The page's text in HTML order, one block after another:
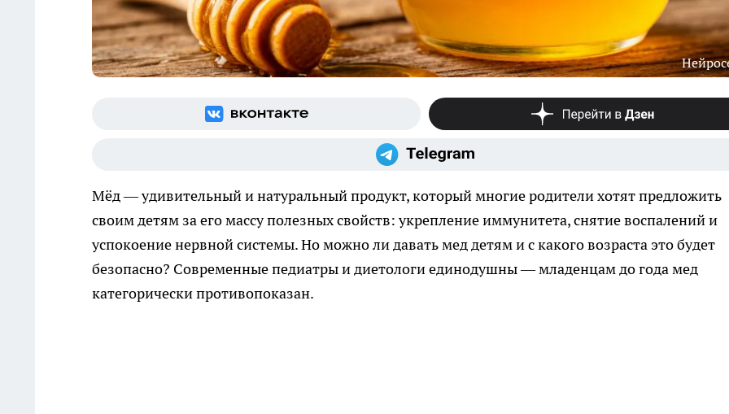
Мёд — удивительный и натуральный продукт, который многие родители хотят предложить
своим детям за его массу полезных свойств: укрепление иммунитета, снятие воспалений и
успокоение нервной системы. Но можно ли давать мед детям и с какого возраста это будет
безопасно? Современные педиатры и диетологи единодушны — младенцам до года мед
категорически противопоказан.